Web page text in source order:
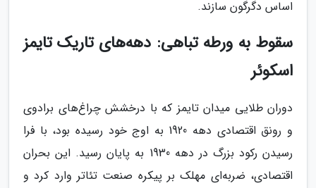
اساس دگرگون سازند.
سقوط به ورطه تباهی: دهه‌های تاریک تایمز
اسکوئر
دوران طلایی میدان تایمز که با درخشش چراغ‌های برادوی
و رونق اقتصادی دهه 1920 به اوج خود رسیده بود، با فرا
رسیدن رکود بزرگ در دهه 1930 به پایان رسید. این بحران
اقتصادی، ضربه‌ای مهلک بر پیکره صنعت تئاتر وارد کرد و